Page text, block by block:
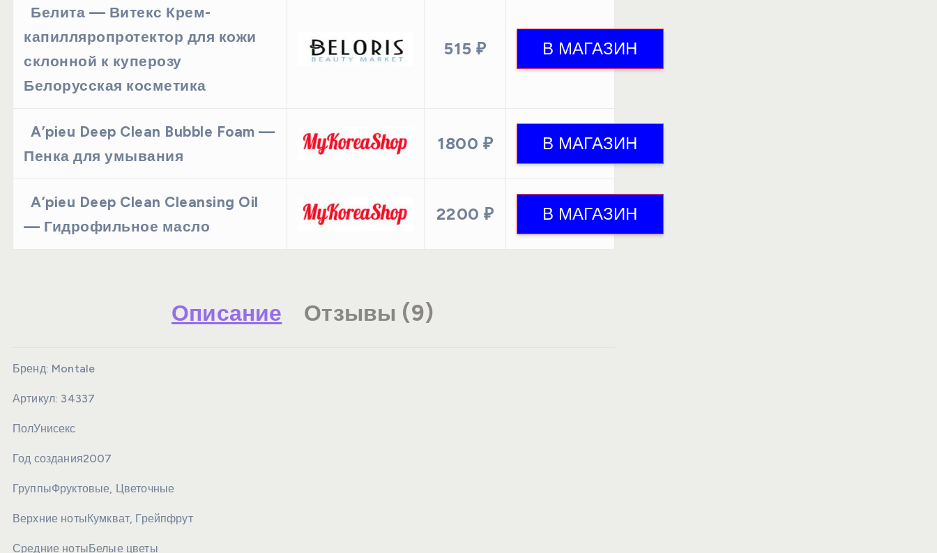
Белита — Витекс Крем-
капилляропротектор для кожи
склонной к куперозу
Белорусская косметика
515 ₽
A’pieu Deep Clean Bubble Foam —
Пенка для умывания
1800 ₽
A’pieu Deep Clean Cleansing Oil
— Гидрофильное масло
2200 ₽
Описание Отзывы (9)
Бренд: Montale
Артикул: 34337
ПолУнисекс
Год создания2007
ГруппыФруктовые, Цветочные
Верхние ноты Кумкват, Грейпфрут
Средние ноты Белые цветы